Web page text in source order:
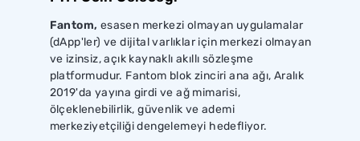
Fantom, esasen merkezi olmayan uygulamalar
(dApp'ler) ve dijital varlıklar için merkezi olmayan
ve izinsiz, açık kaynaklı akıllı sözleşme
platformudur. Fantom blok zinciri ana ağı, Aralık
2019'da yayına girdi ve ağ mimarisi,
ölçeklenebilirlik, güvenlik ve ademi
merkeziyetçiliği dengelemeyi hedefliyor.